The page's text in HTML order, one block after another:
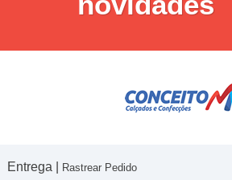
Entrega | Rastrear Pedido